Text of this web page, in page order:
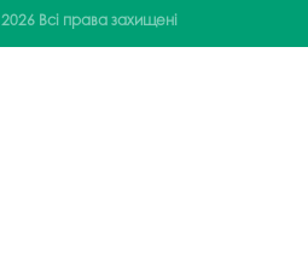
2026 Всі права захищені